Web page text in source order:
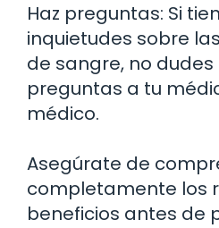
Haz preguntas: Si
inquietudes sobre
de sangre, no
preguntas a tu
médico.
Asegúrate de
completamente los
beneficios antes de